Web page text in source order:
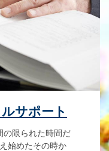
サポート
の限られた時間だ
始めたその時か